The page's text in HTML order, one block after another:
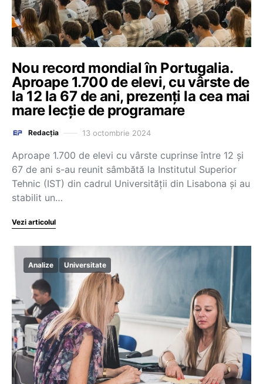
Nou record mondial în Portugalia.
Aproape 1.700 de elevi, cu vârste de
la 12 la 67 de ani, prezenți la cea mai
mare lecție de programare
Redacția 13 octombrie 2024
Aproape 1.700 de elevi cu vârste cuprinse între 12 şi
67 de ani s-au reunit sâmbătă la Institutul Superior
Tehnic (IST) din cadrul Universităţii din Lisabona şi au
stabilit un…
Vezi articolul
Analize Universitate